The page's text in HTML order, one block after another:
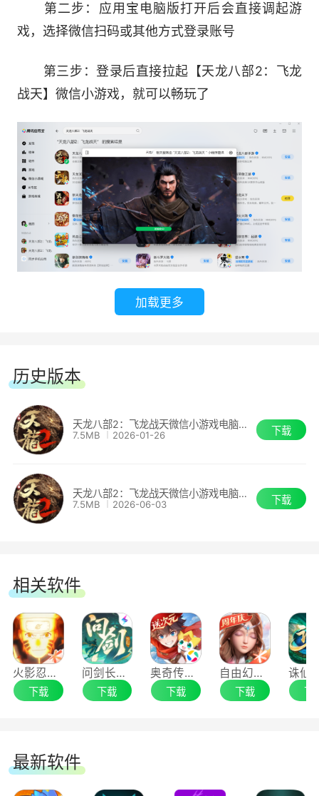
多维度智能评选，秀出你的江湖风采!全新江
录下你的惊艳瞬间吧!当少侠达到30级，即可将作
品上传。活动结束后，将发放参赛奖励，即便少侠
五、兄弟同心:再战江湖 一声兄弟一生天龙!
全新江湖热血再燃，故友新知共战江湖!诸多
江湖好礼已经备下，只等少侠收入囊中。
第二步：应用宝电脑版打开后会直接调起游
戏，选择微信扫码或其他方式登录账号
第三步：登录后直接拉起【天龙八部2：飞龙
战天】微信小游戏，就可以畅玩了
加载更多
历史版本
天龙八部2：飞龙战天微信小游戏电脑版V2.6.23
7.5MB 2026-01-26 下载
天龙八部2：飞龙战天微信小游戏电脑版V2.8.42
7.5MB 2026-06-03 下载
相关软件
火影忍者手游电脑版
下载
问剑长生手游电脑版
下载
奥奇传说手游电脑版
下载
自由幻想手游电脑版
下载 下
最新软件